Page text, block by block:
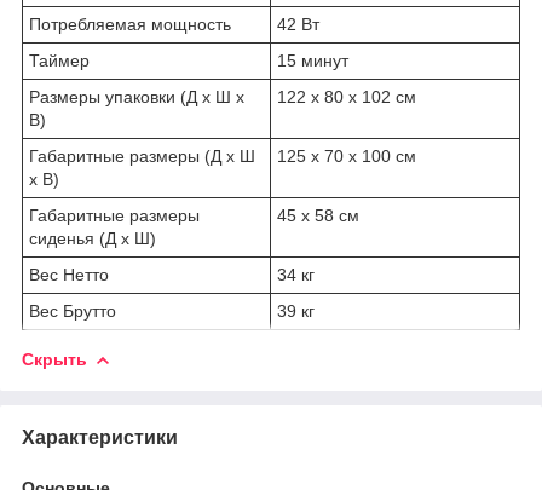
Потребляемая мощность
42 Вт
Таймер
15 минут
Размеры упаковки (Д х Ш х
В)
122 х 80 х 102 см
Габаритные размеры (Д х Ш
х В)
125 х 70 х 100 см
Габаритные размеры
сиденья (Д х Ш)
45 х 58 см
Вес Нетто
34 кг
Вес Брутто
39 кг
Скрыть
Характеристики